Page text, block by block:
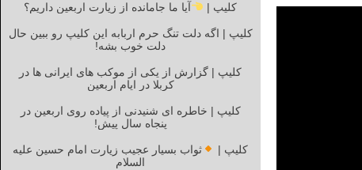
کلیپ | آیا ما جامانده از زیارت اربعین داریم؟
کلیپ | اگه دلت تنگ حرم اربابه این کلیپ رو ببین حال
دلت خوب بشه!
کلیپ | گزارش از یکی از موکب های ایرانی ها در
کربلا در ایام اربعین
کلیپ | خاطره ای شنیدنی از پیاده روی اربعین در
پنجاه سال پیش!
کلیپ |
ثواب بسیار عجیب زیارت امام حسین علیه
السلام